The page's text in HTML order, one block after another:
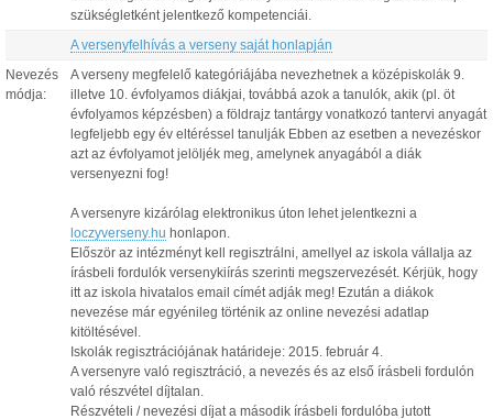
szükségletként jelentkező kompetenciái.
A versenyfelhívás a verseny saját honlapján
Nevezés
módja:
A verseny megfelelő kategóriájába nevezhetnek a középiskolák 9.
illetve 10. évfolyamos diákjai, továbbá azok a tanulók, akik (pl. öt
évfolyamos képzésben) a földrajz tantárgy vonatkozó tantervi anyagát
legfeljebb egy év eltéréssel tanulják Ebben az esetben a nevezéskor
azt az évfolyamot jelöljék meg, amelynek anyagából a diák
versenyezni fog!
A versenyre kizárólag elektronikus úton lehet jelentkezni a
loczyverseny.hu honlapon.
Először az intézményt kell regisztrálni, amellyel az iskola vállalja az
írásbeli fordulók versenykiírás szerinti megszervezését. Kérjük, hogy
itt az iskola hivatalos email címét adják meg! Ezután a diákok
nevezése már egyénileg történik az online nevezési adatlap
kitöltésével.
Iskolák regisztrációjának határideje: 2015. február 4.
A versenyre való regisztráció, a nevezés és az első írásbeli fordulón
való részvétel díjtalan.
Részvételi / nevezési díjat a második írásbeli fordulóba jutott